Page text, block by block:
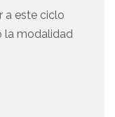
a este ciclo
la modalidad